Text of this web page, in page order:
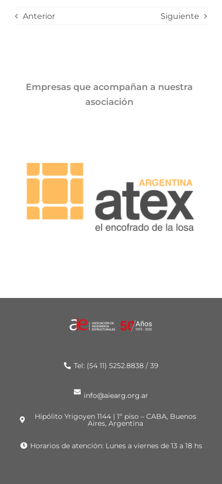
Anterior Siguiente
Empresas que acompañan a nuestra
asociación
Tel: (54 11) 5252.8838 / 39
info@aiearg.org.ar
Hipólito Yrigoyen 1144 | 1º piso – CABA, Buenos
Aires, Argentina
Horarios de atención: Lunes a viernes de 13 a 18 hs